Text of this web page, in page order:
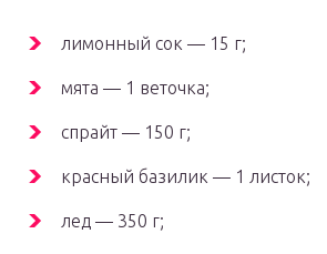
лимонный сок — 15 г;
мята — 1 веточка;
спрайт — 150 г;
красный базилик — 1 листок;
лед — 350 г;